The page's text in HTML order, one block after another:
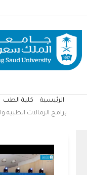
المحتوى
الرئيسي
مسار
الرئيسية كلية الطب
برامج الزمالات الطبية